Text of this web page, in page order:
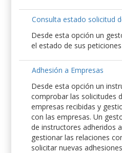
Consulta estado solicitud
Desde esta opción un
el estado de sus
Adhesión a Empresas
Desde esta opción un
comprobar las solicitudes
empresas recibidas y
con las empresas. Un
de instructores adheridos
gestionar las relaciones
solicitar nuevas